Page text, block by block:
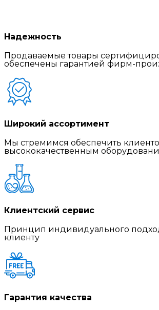
Надежность
Продаваемые товары
обеспечены гарантией фирм-
Широкий ассортимент
Мы стремимся обеспечить
высококачественным
Клиентский сервис
Принцип индивидуального
клиенту
Гарантия качества